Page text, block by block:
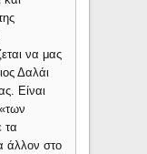
να μας
Δαλάι
Είναι
τα
άλλον στο